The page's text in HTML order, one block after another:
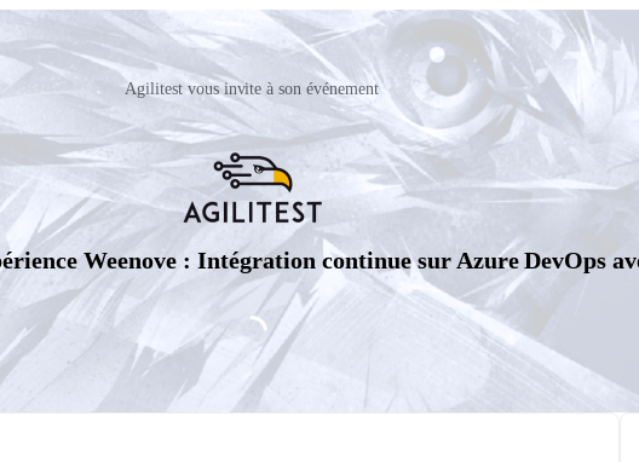
Agilitest vous invite à son événement
Weenove : Intégration continue sur Azure DevOps